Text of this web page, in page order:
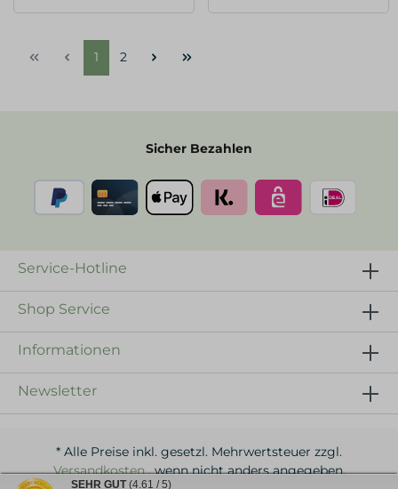
1 2
Sicher Bezahlen
Service-Hotline
Shop Service
Informationen
Newsletter
* Alle Preise inkl. gesetzl. Mehrwertsteuer zzgl.
Versandkosten, wenn nicht anders angegeben.
SEHR GUT (4.61 / 5)